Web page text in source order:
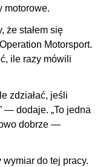
motorowe.
że stałem się
Motorsport.
ile razy mówili
zdziałać, jeśli
— dodaje. „To jedna
dobrze —
do tej pracy.